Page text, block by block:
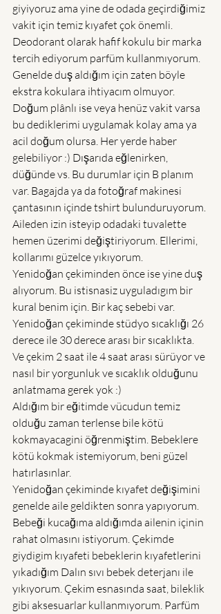
giyiyoruz ama yine de odada geçirdiğimiz
vakit için temiz kıyafet çok önemli.
Deodorant olarak hafif kokulu bir marka
tercih ediyorum parfüm kullanmıyorum.
Genelde duş aldığım için zaten böyle
ekstra kokulara ihtiyacım olmuyor.
Doğum plânlı ise veya henüz vakit varsa
bu dediklerimi uygulamak kolay ama ya
acil doğum olursa. Her yerde haber
gelebiliyor :) Dışarıda eğlenirken,
düğünde vs. Bu durumlar için B planım
var. Bagajda ya da fotoğraf makinesi
çantasının içinde tshirt bulunduruyorum.
Aileden izin isteyip odadaki tuvalette
hemen üzerimi değiştiriyorum. Ellerimi,
kollarımı güzelce yıkıyorum.
Yenidoğan çekiminden önce ise yine duş
alıyorum. Bu istisnasiz uyguladıgım bir
kural benim için. Bir kaç sebebi var.
Yenidoğan çekiminde stüdyo sıcaklığı 26
derece ile 30 derece arası bir sıcaklıkta.
Ve çekim 2 saat ile 4 saat arası sürüyor ve
nasıl bir yorgunluk ve sıcaklık olduğunu
anlatmama gerek yok :)
Aldığım bir eğitimde vücudun temiz
olduğu zaman terlense bile kötü
kokmayacagini öğrenmiştim. Bebeklere
kötü kokmak istemiyorum, beni güzel
hatırlasınlar.
Yenidoğan çekiminde kıyafet değişimini
genelde aile geldikten sonra yapıyorum.
Bebeği kucağıma aldığımda ailenin içinin
rahat olmasını istiyorum. Çekimde
giydigim kıyafeti bebeklerin kıyafetlerini
yıkadığım Dalın sıvı bebek deterjanı ile
yıkıyorum. Çekim esnasında saat, bileklik
gibi aksesuarlar kullanmıyorum. Parfüm